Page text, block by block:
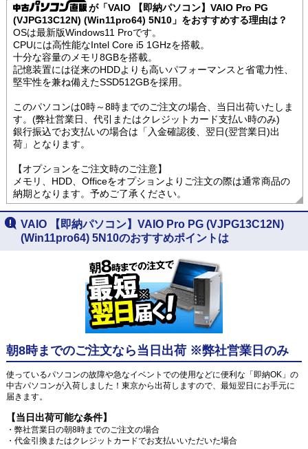
が「VAIO 【即納パソコン】VAIO Pro PG
(VJPG13C12N) (Win11pro64) 5N10」をおすすめする理由は？
OSは最新版Windows11 Proです。
CPUには高性能なIntel Core i5 1GHzを搭載。
十分な容量のメモリ8GBを搭載。
記憶装置には従来のHDDよりも高いパフォーマンスと省電力性、
堅牢性を兼ね備えたSSD512GBを採用。
このパソコンは0時～8時までのご注文の場合、当日出荷いたしま
す。(弊社営業日、代引またはクレジットカード支払い時のみ)
銀行振込でお支払いの場合は「入金確認後、翌日(翌営業日)出
荷」となります。
【オプションをご注文時のご注意】
メモリ、HDD、Officeをオプションよりご注文の際は通常商品の
納期となります。予めご了承ください。
VAIO 【即納パソコン】VAIO Pro PG (VJPG13C12N)
(Win11pro64) 5N10のおすすめポイントは
朝8時までのご注文なら当日出荷 ※弊社営業日のみ
使っているパソコンの故障や急なイベントでの使用などに便利な「即納OK」の
中古パソコンが入荷しました！東京から出荷しますので、最短翌日にお手元に
届きます。
【当日出荷可能な条件】
・弊社営業日の朝8時までのご注文の場合
・代金引換またはクレジットカードでお支払いいただいた場合